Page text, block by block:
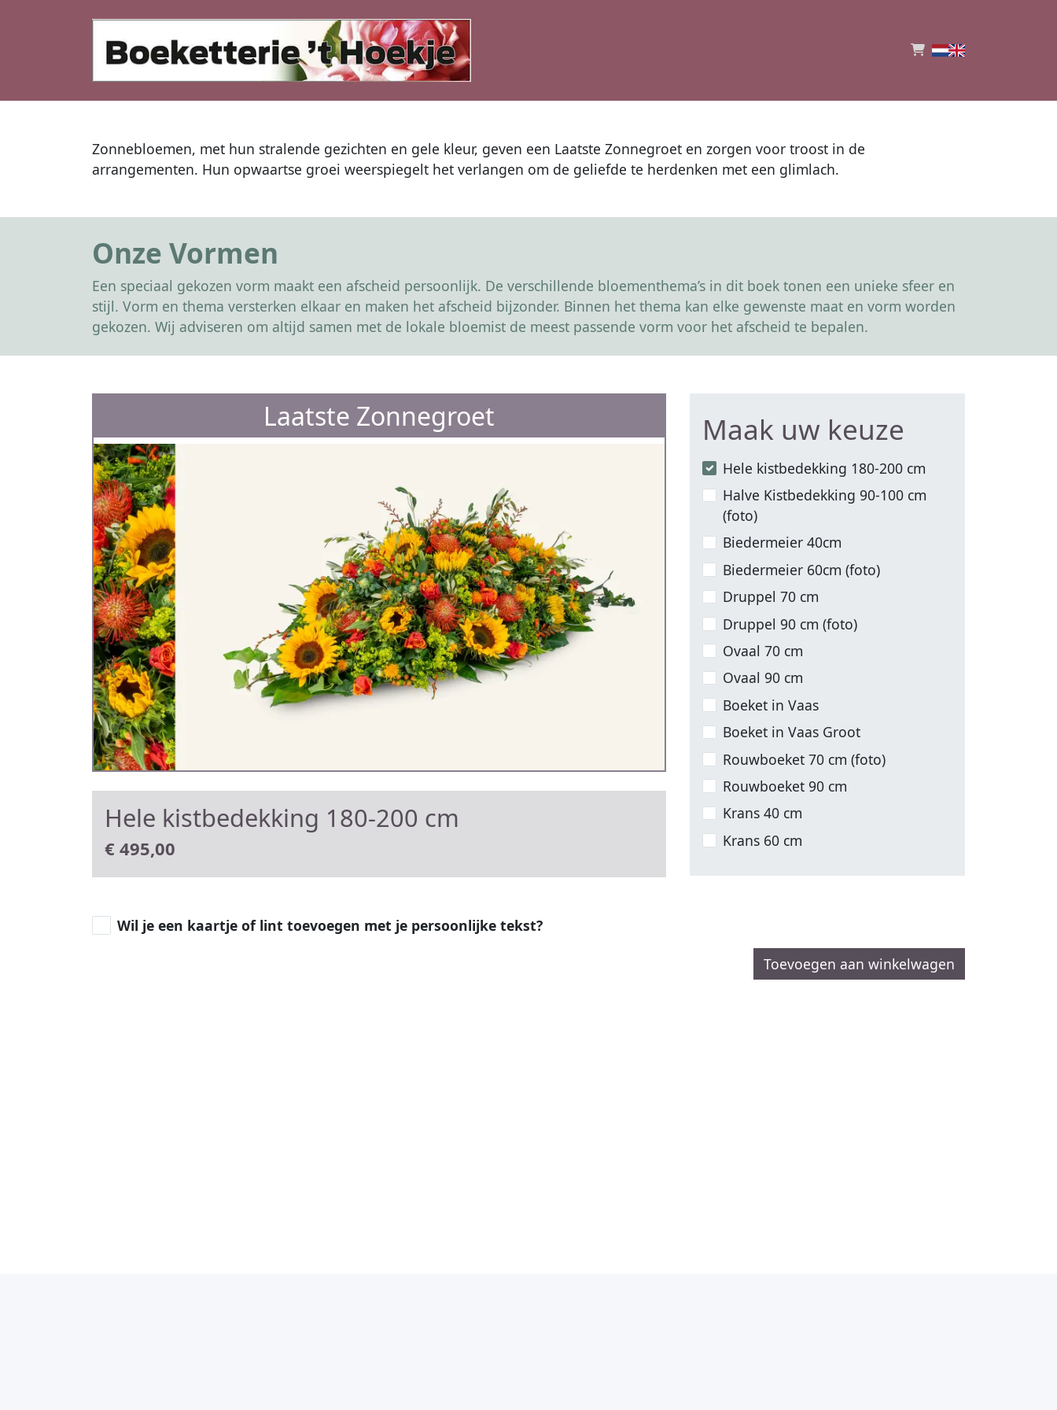
Zonnebloemen, met hun stralende gezichten en gele kleur, geven een Laatste Zonnegroet en zorgen voor troost in de
arrangementen. Hun opwaartse groei weerspiegelt het verlangen om de geliefde te herdenken met een glimlach.
Onze Vormen
Een speciaal gekozen vorm maakt een afscheid persoonlijk. De verschillende bloementhema’s in dit boek tonen een unieke sfeer en
stijl. Vorm en thema versterken elkaar en maken het afscheid bijzonder. Binnen het thema kan elke gewenste maat en vorm worden
gekozen. Wij adviseren om altijd samen met de lokale bloemist de meest passende vorm voor het afscheid te bepalen.
Laatste Zonnegroet
Hele kistbedekking 180-200 cm
€ 495,00
Maak uw keuze
Hele kistbedekking 180-200 cm
Halve Kistbedekking 90-100 cm
(foto)
Biedermeier 40cm
Biedermeier 60cm (foto)
Druppel 70 cm
Druppel 90 cm (foto)
Ovaal 70 cm
Ovaal 90 cm
Boeket in Vaas
Boeket in Vaas Groot
Rouwboeket 70 cm (foto)
Rouwboeket 90 cm
Krans 40 cm
Krans 60 cm
Wil je een kaartje of lint toevoegen met je persoonlijke tekst?
Toevoegen aan winkelwagen